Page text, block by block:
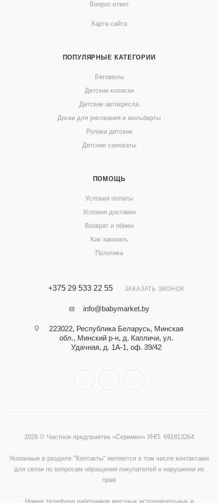
Вопрос-ответ
Карта сайта
ПОПУЛЯРНЫЕ КАТЕГОРИИ
Беговелы
Детские коляски
Детские автокресла
Доски для рисования и мольберты
Ролики детские
Детские самокаты
ПОМОЩЬ
Условия оплаты
Условия доставки
Возврат и обмен
Как заказать
Политика
+375 29 533 22 55 ЗАКАЗАТЬ ЗВОНОК
info@babymarket.by
223022, Республика Беларусь, Минская
обл., Минский р-н, д. Капличи, ул.
Удачная, д. 1А-1, оф. 39/42
2026 © Частное предприятие «Серимен» УНП: 691813264
Указанные в разделе "Контакты" являются в том числе контактами
для связи по вопросам обращения покупателей о нарушении их
прав
Номер телефона работников местных исполнительных и